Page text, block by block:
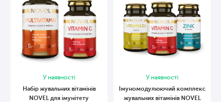
У наявності
Набір жувальних вітамінів
NOVEL для імунітету
У наявності
Імуномодулюючий комплекс
жувальних вітамінів NOVEL